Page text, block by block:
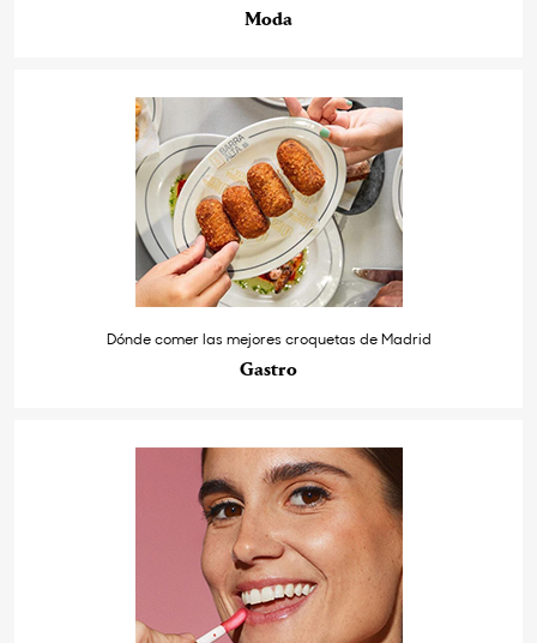
Moda
Dónde comer las mejores croquetas de Madrid
Gastro